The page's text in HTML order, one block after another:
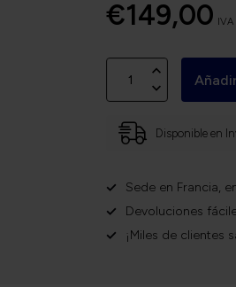
€149,00
Disponible en
Sede en Francia,
Devoluciones
¡Miles de clientes